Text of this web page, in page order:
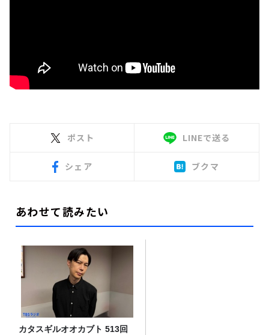
ポスト LINEで送る
シェア ブクマ
あわせて読みたい
カタスギルオオカブト 513回